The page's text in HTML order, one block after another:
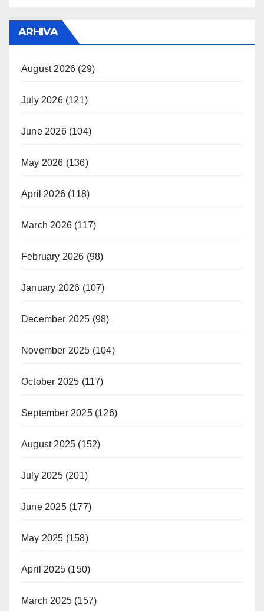
ARHIVA
August 2026 (29)
July 2026(121)
June 2026(104)
May 2026 (136)
April 2026 (118)
March 2026 (117)
February 2026 (98)
January 2026 (107)
December 2025 (98)
November 2025 (104)
October 2025 (117)
September 2025(126)
August 2025 (152)
July 2025(201)
June 2025(177)
May 2025 (158)
April 2025 (150)
March 2025 (157)